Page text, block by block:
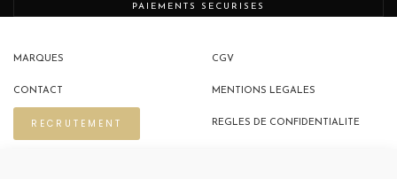
PAIEMENTS SECURISES
MARQUES
CONTACT
RECRUTEMENT
CGV
MENTIONS LEGALES
REGLES DE CONFIDENTIALITE